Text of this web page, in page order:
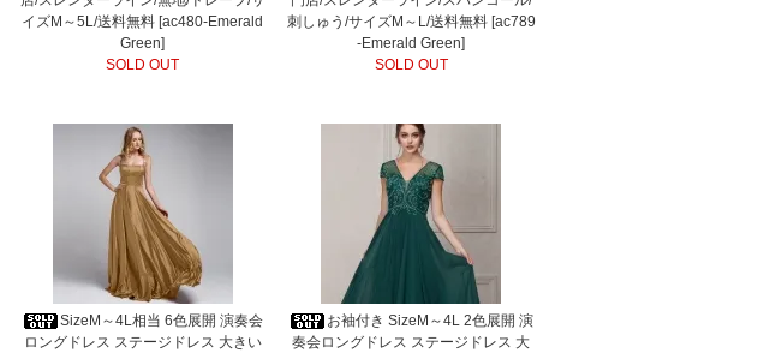
イズM～5L/送料無料 [ac480-Emerald
Green]
SOLD OUT
刺しゅう/サイズM～L/送料無料 [ac789
-Emerald Green]
SOLD OUT
SizeM～4L相当 6色展開 演奏会
ロングドレス ステージドレス 大きい
お袖付き SizeM～4L 2色展開 演
奏会ロングドレス ステージドレス 大